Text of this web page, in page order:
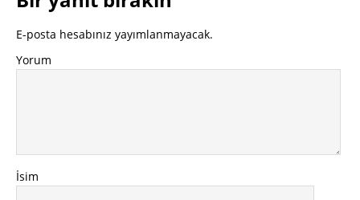
E-posta hesabınız yayımlanmayacak.
Yorum
İsim